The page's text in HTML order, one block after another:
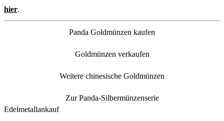
hier.
Panda Goldmünzen kaufen
Goldmünzen verkaufen
Weitere chinesische Goldmünzen
Zur Panda-Silbermünzenserie
Edelmetallankauf